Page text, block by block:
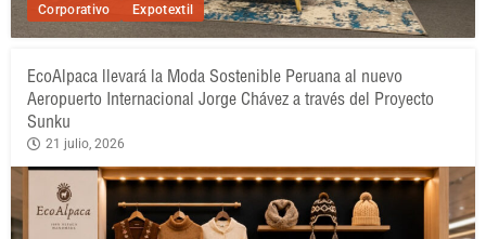
Corporativo Expotextil
EcoAlpaca llevará la Moda Sostenible Peruana al nuevo
Aeropuerto Internacional Jorge Chávez a través del Proyecto
Sunku
21 julio, 2026